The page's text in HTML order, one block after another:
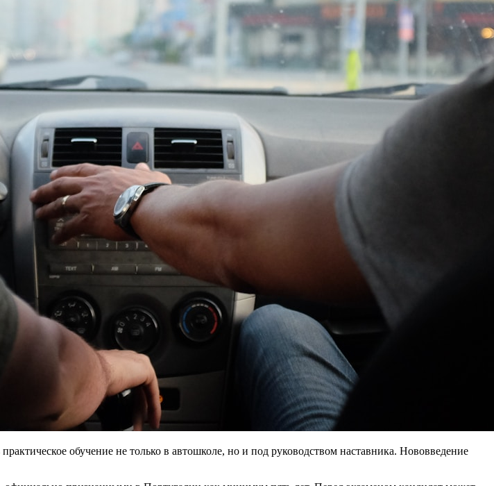
обучение не только в автошколе, но и под руководством наставника. Нововведение